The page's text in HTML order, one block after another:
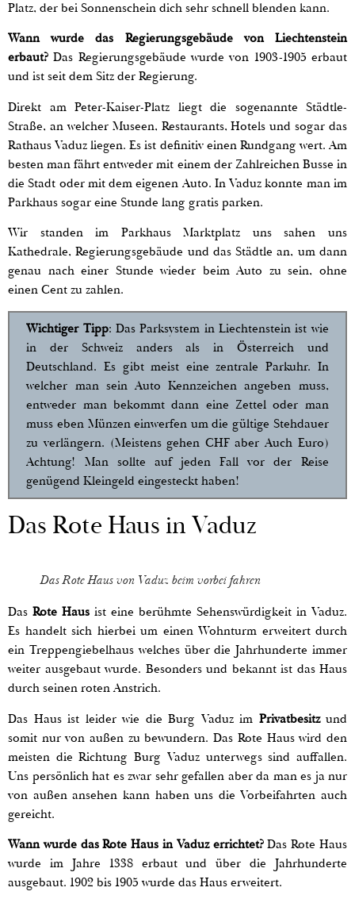
Platz, der bei Sonnenschein dich sehr schnell blenden kann.
Wann wurde das Regierungsgebäude von Liechtenstein
erbaut? Das Regierungsgebäude wurde von 1903-1905 erbaut
und ist seit dem Sitz der Regierung.
Direkt am Peter-Kaiser-Platz liegt die sogenannte Städtle-
Straße, an welcher Museen, Restaurants, Hotels und sogar das
Rathaus Vaduz liegen. Es ist definitiv einen Rundgang wert. Am
besten man fährt entweder mit einem der Zahlreichen Busse in
die Stadt oder mit dem eigenen Auto. In Vaduz konnte man im
Parkhaus sogar eine Stunde lang gratis parken.
Wir standen im Parkhaus Marktplatz uns sahen uns
Kathedrale, Regierungsgebäude und das Städtle an, um dann
genau nach einer Stunde wieder beim Auto zu sein, ohne
einen Cent zu zahlen.
Wichtiger Tipp: Das Parksystem in Liechtenstein ist wie
in der Schweiz anders als in Österreich und
Deutschland. Es gibt meist eine zentrale Parkuhr. In
welcher man sein Auto Kennzeichen angeben muss,
entweder man bekommt dann eine Zettel oder man
muss eben Münzen einwerfen um die gültige Stehdauer
zu verlängern. (Meistens gehen CHF aber Auch Euro)
Achtung! Man sollte auf jeden Fall vor der Reise
genügend Kleingeld eingesteckt haben!
Das Rote Haus in Vaduz
Das Rote Haus von Vaduz beim vorbei fahren
Das Rote Haus ist eine berühmte Sehenswürdigkeit in Vaduz.
Es handelt sich hierbei um einen Wohnturm erweitert durch
ein Treppengiebelhaus welches über die Jahrhunderte immer
weiter ausgebaut wurde. Besonders und bekannt ist das Haus
durch seinen roten Anstrich.
Das Haus ist leider wie die Burg Vaduz im Privatbesitz und
somit nur von außen zu bewundern. Das Rote Haus wird den
meisten die Richtung Burg Vaduz unterwegs sind auffallen.
Uns persönlich hat es zwar sehr gefallen aber da man es ja nur
von außen ansehen kann haben uns die Vorbeifahrten auch
gereicht.
Wann wurde das Rote Haus in Vaduz errichtet?Das Rote Haus
wurde im Jahre 1338 erbaut und über die Jahrhunderte
ausgebaut. 1902 bis 1905 wurde das Haus erweitert.